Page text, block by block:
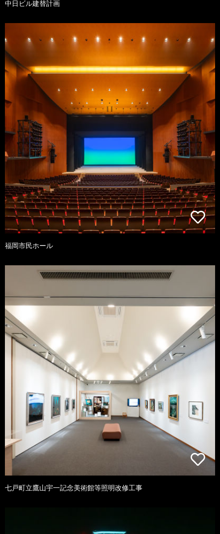
中日ビル建替計画
福岡市民ホール
七戸町立鷹山宇一記念美術館等照明改修工事